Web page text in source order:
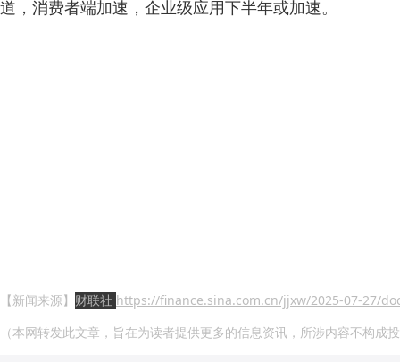
道，消费者端加速，企业级应用下半年或加速。
【新闻来源】 财联社 https://finance.sina.com.cn/jjxw/2025-07-27/
（本网转发此文章，旨在为读者提供更多的信息资讯，所涉内容不构